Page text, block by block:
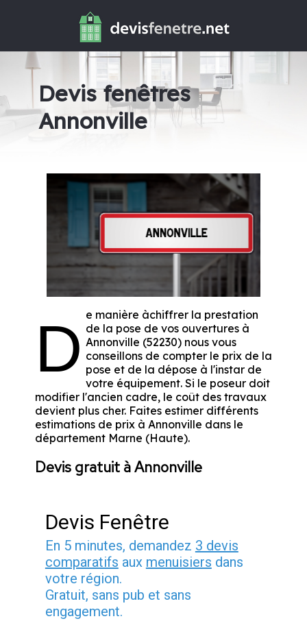
Devis fenêtres
Annonville
D e manière àchiffrer la prestation
de la pose de vos ouvertures à
Annonville (52230) nous vous
conseillons de compter le prix de la
pose et de la dépose à l'instar de
votre équipement. Si le poseur doit
modifier l'ancien cadre, le coût des travaux
devient plus cher. Faites estimer différents
estimations de prix à Annonville dans le
département Marne (Haute).
Devis gratuit à Annonville
Devis Fenêtre
En 5 minutes, demandez 3 devis
comparatifs aux menuisiers dans
votre région.
Gratuit, sans pub et sans
engagement.